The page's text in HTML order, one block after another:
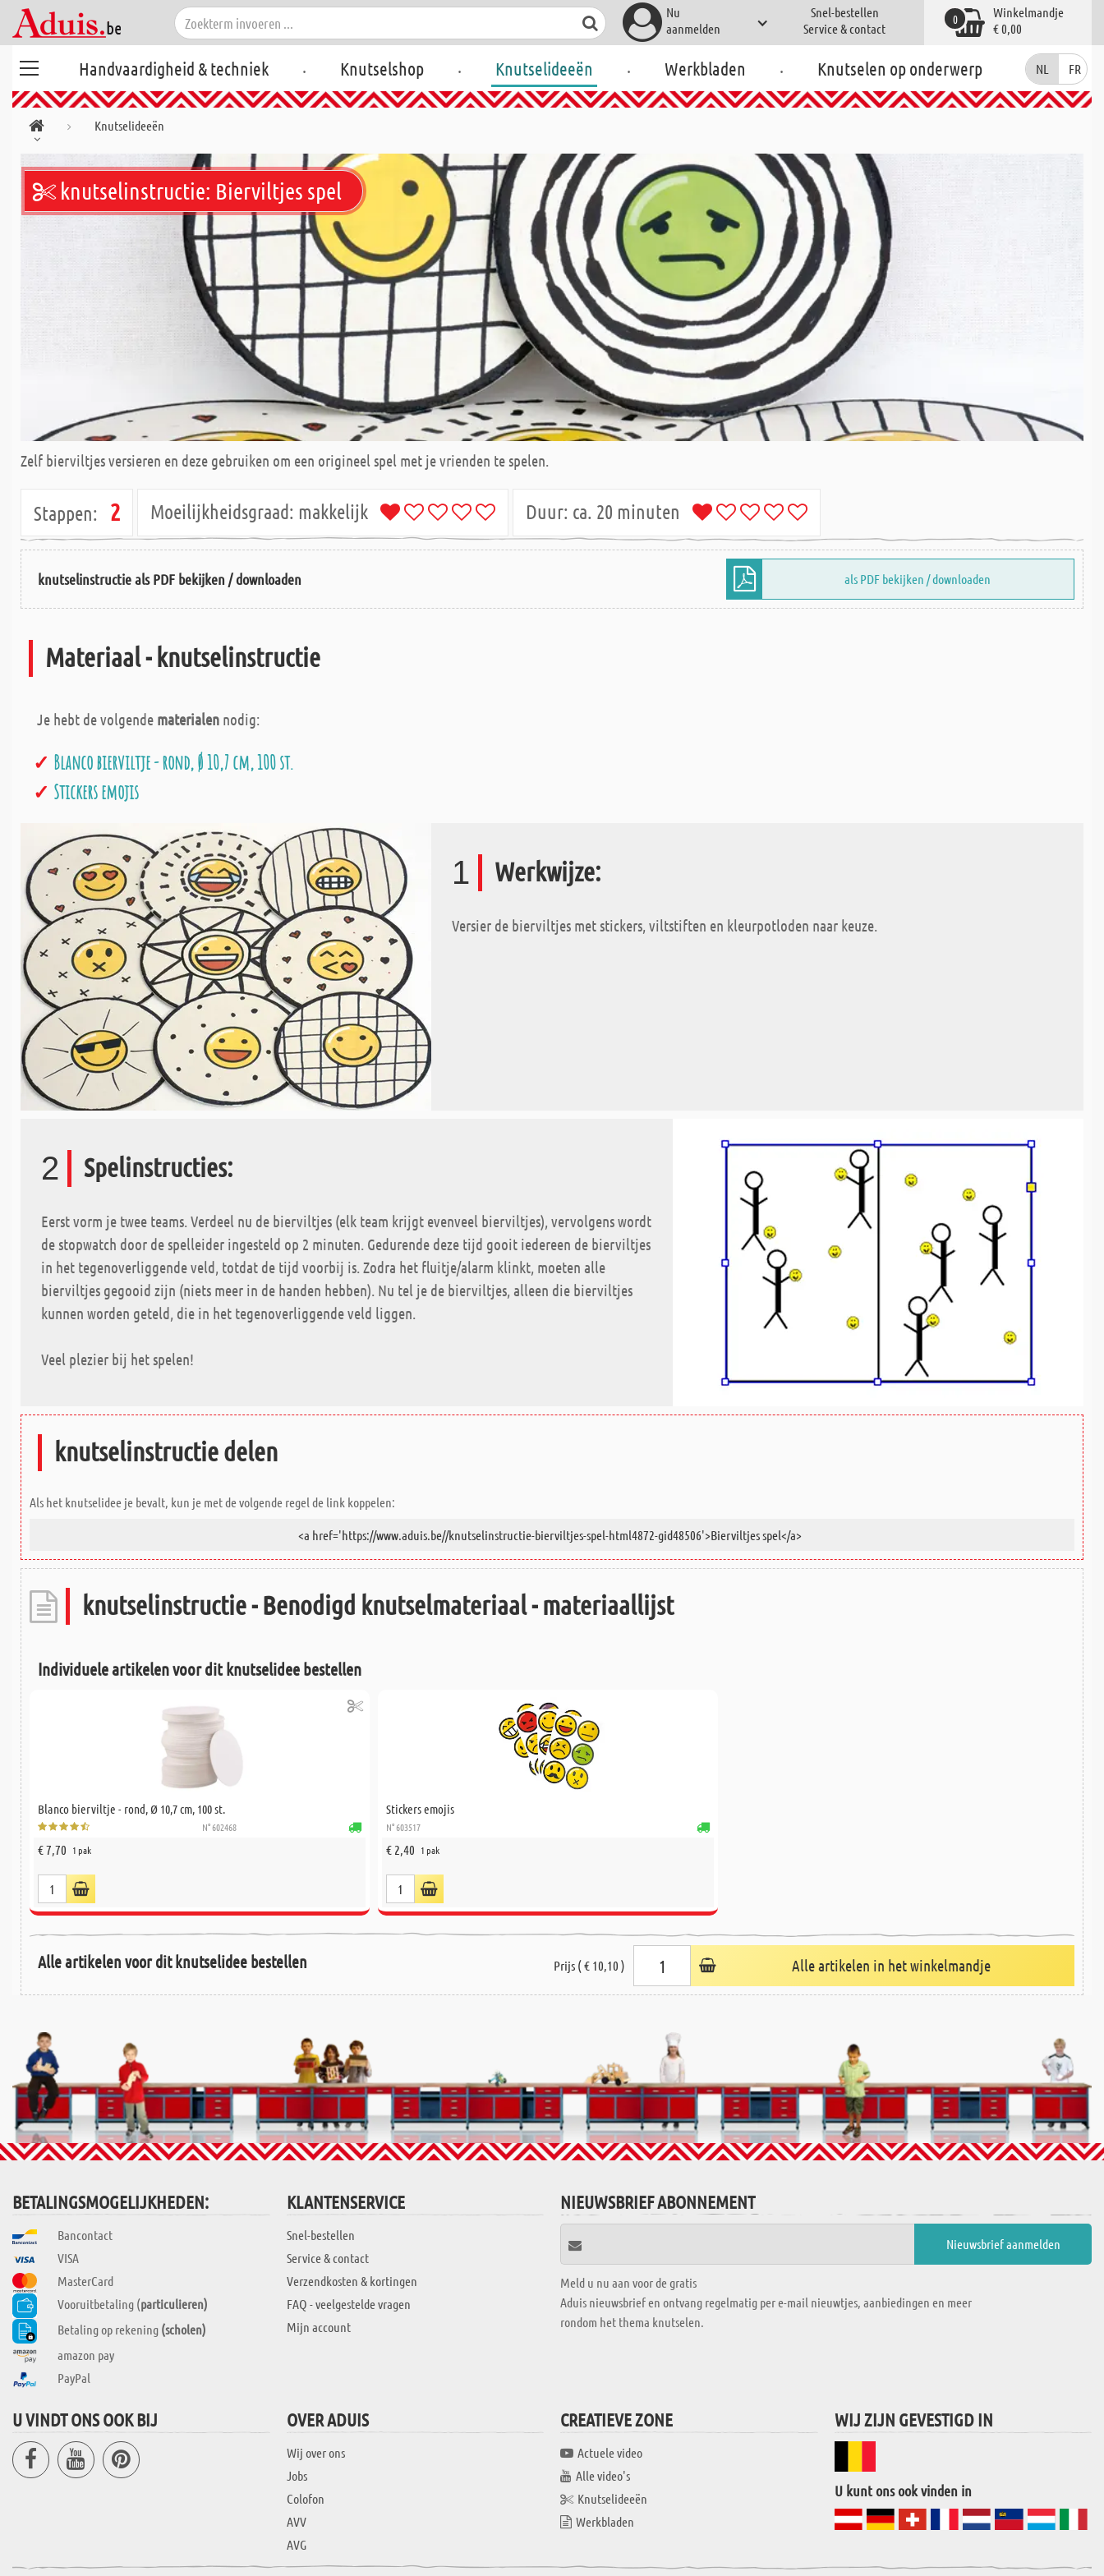
Nu
aanmelden
Snel-bestellen
Service & contact
Winkelmandje
€ 0,00
0
Handvaardigheid & techniek . Knutselshop . Knutselideeën . Werkbladen . Knutselen op onderwerp NL FR
Knutselideeën
knutselinstructie: Bierviltjes spel
Zelf bierviltjes versieren en deze gebruiken om een origineel spel met je vrienden te spelen.
Stappen: 2 Moeilijkheidsgraad: makkelijk Duur: ca. 20 minuten
knutselinstructie als PDF bekijken / downloaden als PDF bekijken / downloaden
Materiaal - knutselinstructie
Je hebt de volgende materialen nodig:
Blanco bierviltje - rond, Ø 10,7 cm, 100 st.
Stickers emojis
1 Werkwijze:
Versier de bierviltjes met stickers, viltstiften en kleurpotloden naar keuze.
2 Spelinstructies:
Eerst vorm je twee teams. Verdeel nu de bierviltjes (elk team krijgt evenveel bierviltjes), vervolgens wordt
de stopwatch door de spelleider ingesteld op 2 minuten. Gedurende deze tijd gooit iedereen de bierviltjes
in het tegenoverliggende veld, totdat de tijd voorbij is. Zodra het fluitje/alarm klinkt, moeten alle
bierviltjes gegooid zijn (niets meer in de handen hebben). Nu tel je de bierviltjes, alleen die bierviltjes
kunnen worden geteld, die in het tegenoverliggende veld liggen.
Veel plezier bij het spelen!
knutselinstructie delen
Als het knutselidee je bevalt, kun je met de volgende regel de link koppelen:
knutselinstructie - Benodigd knutselmateriaal - materiaallijst
Individuele artikelen voor dit knutselidee bestellen
Blanco bierviltje - rond, Ø 10,7 cm, 100 st.
N° 602468
€ 7,70 1 pak
Stickers emojis
N° 603517
€ 2,40 1 pak
Alle artikelen voor dit knutselidee bestellen Prijs ( € 10,10 ) Alle artikelen in het winkelmandje
BETALINGSMOGELIJKHEDEN:
Bancontact
VISA
MasterCard
Vooruitbetaling (particulieren)
Betaling op rekening (scholen)
amazon pay
PayPal
KLANTENSERVICE
Snel-bestellen
Service & contact
Verzendkosten & kortingen
FAQ - veelgestelde vragen
Mijn account
NIEUWSBRIEF ABONNEMENT
Meld u nu aan voor de gratis
Aduis nieuwsbrief en ontvang regelmatig per e-mail nieuwtjes, aanbiedingen en meer
rondom het thema knutselen.
U VINDT ONS OOK BIJ OVER ADUIS
Wij over ons
Jobs
Colofon
AVV
AVG
CREATIEVE ZONE
Actuele video
Alle video's
Knutselideeën
Werkbladen
WIJ ZIJN GEVESTIGD IN
U kunt ons ook vinden in